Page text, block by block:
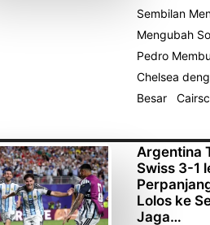
Sembilan
Mengubah
Pedro
Chelsea
Besar
Argentina
Swiss 3-1
Lolos ke
Jaga…